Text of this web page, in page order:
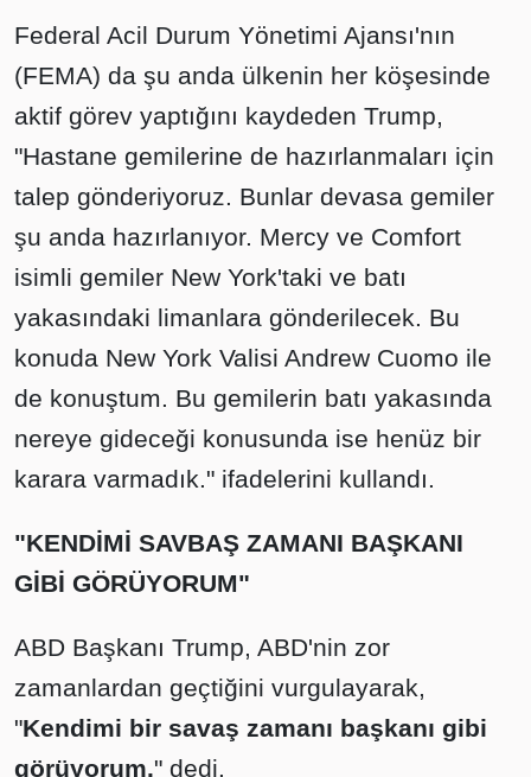
Federal Acil Durum Yönetimi Ajansı'nın
(FEMA) da şu anda ülkenin her köşesinde
aktif görev yaptığını kaydeden Trump,
"Hastane gemilerine de hazırlanmaları için
talep gönderiyoruz. Bunlar devasa gemiler
şu anda hazırlanıyor. Mercy ve Comfort
isimli gemiler New York'taki ve batı
yakasındaki limanlara gönderilecek. Bu
konuda New York Valisi Andrew Cuomo ile
de konuştum. Bu gemilerin batı yakasında
nereye gideceği konusunda ise henüz bir
karara varmadık." ifadelerini kullandı.
"KENDİMİ SAVBAŞ ZAMANI BAŞKANI
GİBİ GÖRÜYORUM"
ABD Başkanı Trump, ABD'nin zor
zamanlardan geçtiğini vurgulayarak,
"Kendimi bir savaş zamanı başkanı gibi
görüyorum." dedi.